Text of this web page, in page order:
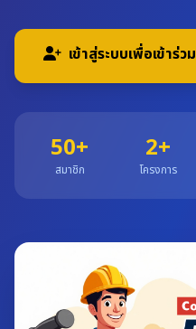
เข้าสู่ระบบเพื่อเข้าร่วม
50+
สมาชิก
2+
โครงการ